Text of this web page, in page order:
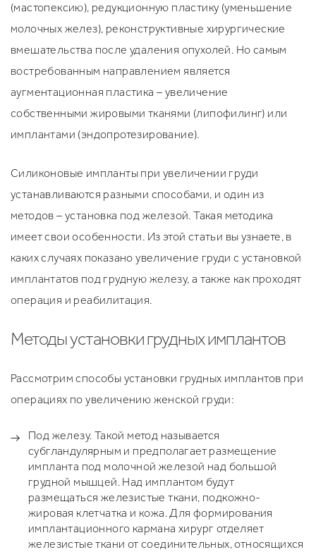
(мастопексию), редукционную пластику (уменьшение
молочных желез), реконструктивные хирургические
вмешательства после удаления опухолей. Но самым
востребованным направлением является
аугментационная пластика – увеличение
собственными жировыми тканями (липофилинг) или
имплантами (эндопротезирование).
Силиконовые импланты при увеличении груди
устанавливаются разными способами, и один из
методов – установка под железой. Такая методика
имеет свои особенности. Из этой статьи вы узнаете, в
каких случаях показано увеличение груди с установкой
имплантатов под грудную железу, а также как проходят
операция и реабилитация.
Методы установки грудных имплантов
Рассмотрим способы установки грудных имплантов при
операциях по увеличению женской груди:
Под железу. Такой метод называется
субгландулярным и предполагает размещение
импланта под молочной железой над большой
грудной мышцей. Над имплантом будут
размещаться железистые ткани, подкожно-
жировая клетчатка и кожа. Для формирования
имплантационного кармана хирург отделяет
железистые ткани от соединительных, относящихся